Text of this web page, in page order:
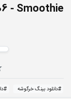
- Smoothie
#دانلود بینگ خرگوشه #